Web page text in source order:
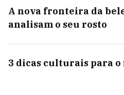
A nova fronteira da
analisam o seu rosto
3 dicas culturais para o